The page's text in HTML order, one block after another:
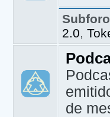
2.0,
de